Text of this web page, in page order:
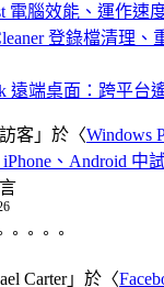
電腦效能、運作速
登錄檔清理、
遠端桌面：跨平台
客 」於〈Windows
、Android 中
。。。。
Carter」於〈